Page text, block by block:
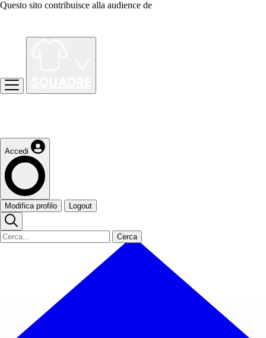
Questo sito contribuisce alla audience de
Accedi
Modifica profilo Logout
Cerca